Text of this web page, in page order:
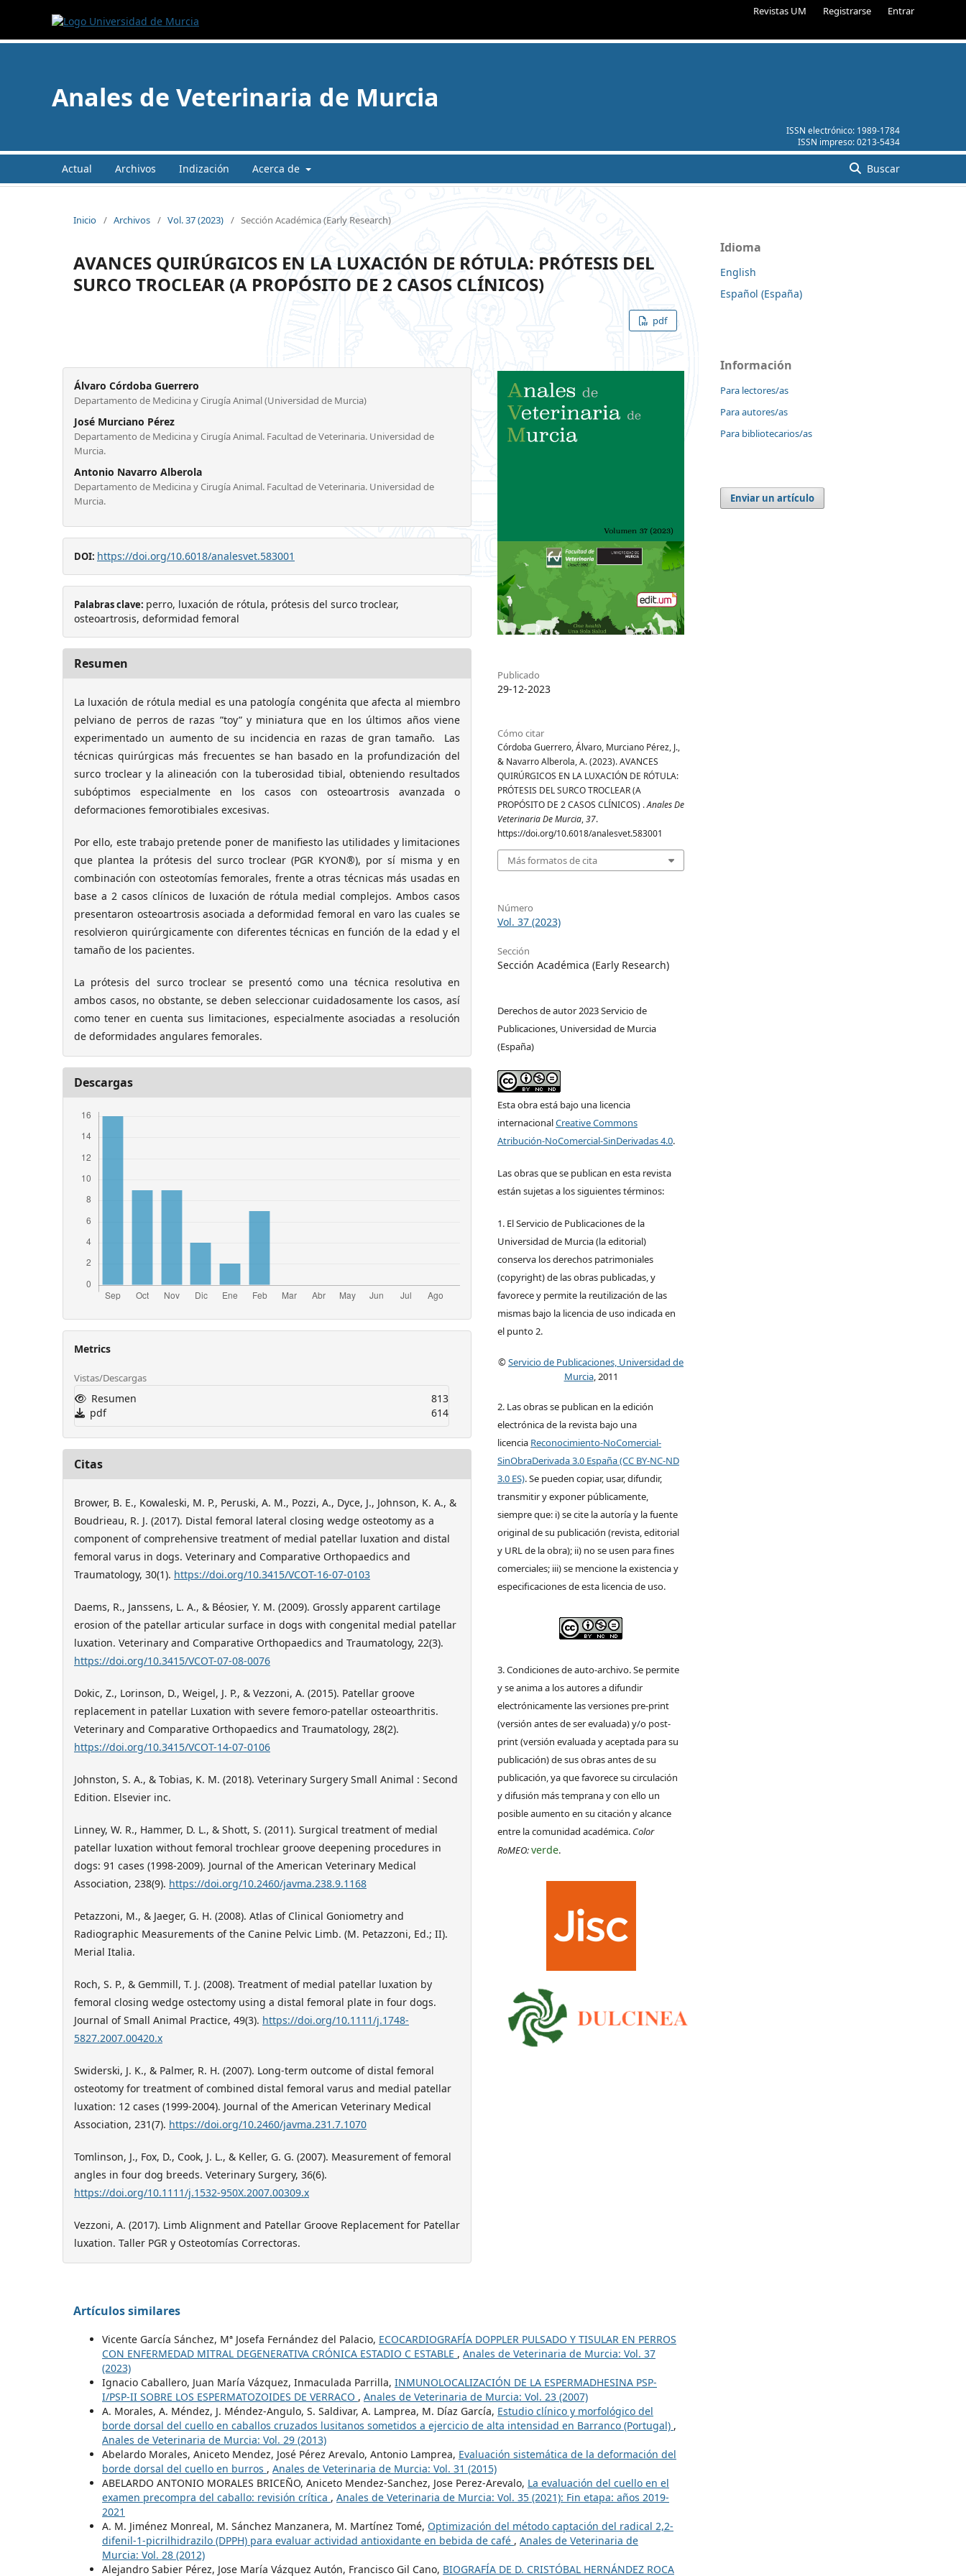
Revistas UM Registrarse Entrar
ISSN electrónico: 1989-1784
ISSN impreso:0213-5434
Anales de Veterinaria de Murcia
Actual Archivos Indización Acerca de Buscar
Inicio / Archivos / Vol. 37 (2023) / Sección Académica (Early Research)
AVANCES QUIRÚRGICOS EN LA LUXACIÓN DE RÓTULA: PRÓTESIS DEL
SURCO TROCLEAR (A PROPÓSITO DE 2 CASOS CLÍNICOS)
pdf
Álvaro Córdoba Guerrero
Departamento de Medicina y Cirugía Animal (Universidad de Murcia)
José Murciano Pérez
Departamento de Medicina y Cirugía Animal. Facultad de Veterinaria. Universidad de
Murcia.
Antonio Navarro Alberola
Departamento de Medicina y Cirugía Animal. Facultad de Veterinaria. Universidad de
Murcia.
DOI: https://doi.org/10.6018/analesvet.583001
Palabras clave: perro, luxación de rótula, prótesis del surco troclear,
osteoartrosis, deformidad femoral
Resumen
La luxación de rótula medial es una patología congénita que afecta al miembro
pelviano de perros de razas ”toy” y miniatura que en los últimos años viene
experimentado un aumento de su incidencia en razas de gran tamaño. Las
técnicas quirúrgicas más frecuentes se han basado en la profundización del
surco troclear y la alineación con la tuberosidad tibial, obteniendo resultados
subóptimos especialmente en los casos con osteoartrosis avanzada o
deformaciones femorotibiales excesivas.
Por ello, este trabajo pretende poner de manifiesto las utilidades y limitaciones
que plantea la prótesis del surco troclear (PGR KYON®), por sí misma y en
combinación con osteotomías femorales, frente a otras técnicas más usadas en
base a 2 casos clínicos de luxación de rótula medial complejos. Ambos casos
presentaron osteoartrosis asociada a deformidad femoral en varo las cuales se
resolvieron quirúrgicamente con diferentes técnicas en función de la edad y el
tamaño de los pacientes.
La prótesis del surco troclear se presentó como una técnica resolutiva en
ambos casos, no obstante, se deben seleccionar cuidadosamente los casos, así
como tener en cuenta sus limitaciones, especialmente asociadas a resolución
de deformidades angulares femorales.
Descargas
Metrics
Vistas/Descargas
Resumen
813
pdf
614
Citas
​​Brower, B. E., Kowaleski, M. P., Peruski, A. M., Pozzi, A., Dyce, J., Johnson, K. A., &
Boudrieau, R. J. (2017). Distal femoral lateral closing wedge osteotomy as a
component of comprehensive treatment of medial patellar luxation and distal
femoral varus in dogs. Veterinary and Comparative Orthopaedics and
Traumatology, 30(1). https://doi.org/10.3415/VCOT-16-07-0103
​Daems, R., Janssens, L. A., & Béosier, Y. M. (2009). Grossly apparent cartilage
erosion of the patellar articular surface in dogs with congenital medial patellar
luxation. Veterinary and Comparative Orthopaedics and Traumatology, 22(3).
https://doi.org/10.3415/VCOT-07-08-0076
​Dokic, Z., Lorinson, D., Weigel, J. P., & Vezzoni, A. (2015). Patellar groove
replacement in patellar Luxation with severe femoro-patellar osteoarthritis.
Veterinary and Comparative Orthopaedics and Traumatology, 28(2).
https://doi.org/10.3415/VCOT-14-07-0106
​Johnston, S. A., & Tobias, K. M. (2018). Veterinary Surgery Small Animal : Second
Edition. Elsevier inc.
​Linney, W. R., Hammer, D. L., & Shott, S. (2011). Surgical treatment of medial
patellar luxation without femoral trochlear groove deepening procedures in
dogs: 91 cases (1998-2009). Journal of the American Veterinary Medical
Association, 238(9). https://doi.org/10.2460/javma.238.9.1168
​Petazzoni, M., & Jaeger, G. H. (2008). Atlas of Clinical Goniometry and
Radiographic Measurements of the Canine Pelvic Limb. (M. Petazzoni, Ed.; II).
Merial Italia.
​Roch, S. P., & Gemmill, T. J. (2008). Treatment of medial patellar luxation by
femoral closing wedge ostectomy using a distal femoral plate in four dogs.
Journal of Small Animal Practice, 49(3). https://doi.org/10.1111/j.1748-
5827.2007.00420.x
​Swiderski, J. K., & Palmer, R. H. (2007). Long-term outcome of distal femoral
osteotomy for treatment of combined distal femoral varus and medial patellar
luxation: 12 cases (1999-2004). Journal of the American Veterinary Medical
Association, 231(7). https://doi.org/10.2460/javma.231.7.1070
​Tomlinson, J., Fox, D., Cook, J. L., & Keller, G. G. (2007). Measurement of femoral
angles in four dog breeds. Veterinary Surgery, 36(6).
https://doi.org/10.1111/j.1532-950X.2007.00309.x
​Vezzoni, A. (2017). Limb Alignment and Patellar Groove Replacement for Patellar
luxation. Taller PGR y Osteotomías Correctoras.
Publicado
29-12-2023
Cómo citar
Córdoba Guerrero, Álvaro, Murciano Pérez, J.,
& Navarro Alberola, A. (2023). AVANCES
QUIRÚRGICOS EN LA LUXACIÓN DE RÓTULA:
PRÓTESIS DEL SURCO TROCLEAR (A
PROPÓSITO DE 2 CASOS CLÍNICOS) .Anales De
Veterinaria De Murcia,37.
https://doi.org/10.6018/analesvet.583001
Más formatos de cita
Número
Vol. 37 (2023)
Sección
Sección Académica (Early Research)
Derechos de autor 2023 Servicio de
Publicaciones, Universidad de Murcia
(España)
Esta obra está bajo una licencia
internacionalCreative Commons
Atribución-NoComercial-SinDerivadas 4.0.
Las obras que se publican en esta revista
están sujetas a los siguientes términos:
1. El Servicio de Publicaciones de la
Universidad de Murcia (la editorial)
conserva los derechos patrimoniales
(copyright) de las obras publicadas, y
favorece y permite la reutilización de las
mismas bajo la licencia de uso indicada en
el punto 2.
©Servicio de Publicaciones, Universidad de
Murcia, 2011
2. Las obras se publican en la edición
electrónica de la revista bajo una
licencia Reconocimiento-NoComercial-
SinObraDerivada 3.0 España (CC BY-NC-ND
3.0 ES). Se pueden copiar, usar, difundir,
transmitir y exponer públicamente,
siempre que: i) se cite la autoría y la fuente
original de su publicación (revista, editorial
y URL de la obra); ii) no se usen para fines
comerciales; iii) se mencione la existencia y
especificaciones de esta licencia de uso.
3. Condiciones de auto-archivo. Se permite
y se anima a los autores a difundir
electrónicamente las versiones pre-print
(versión antes de ser evaluada) y/o post-
print (versión evaluada y aceptada para su
publicación) de sus obras antes de su
publicación, ya que favorece su circulación
y difusión más temprana y con ello un
posible aumento en su citación y alcance
entre la comunidad académica. Color
RoMEO:verde.
Artículos similares
Vicente García Sánchez, Mª Josefa Fernández del Palacio, ECOCARDIOGRAFÍA DOPPLER PULSADO Y TISULAR EN PERROS
CON ENFERMEDAD MITRAL DEGENERATIVA CRÓNICA ESTADIO C ESTABLE , Anales de Veterinaria de Murcia: Vol. 37
(2023)
Ignacio Caballero, Juan María Vázquez, Inmaculada Parrilla, INMUNOLOCALIZACIÓN DE LA ESPERMADHESINA PSP-
I/PSP-II SOBRE LOS ESPERMATOZOIDES DE VERRACO , Anales de Veterinaria de Murcia: Vol. 23 (2007)
A. Morales, A. Méndez, J. Méndez-Angulo, S. Saldivar, A. Lamprea, M. Díaz García, Estudio clínico y morfológico del
borde dorsal del cuello en caballos cruzados lusitanos sometidos a ejercicio de alta intensidad en Barranco (Portugal) ,
Anales de Veterinaria de Murcia: Vol. 29 (2013)
Abelardo Morales, Aniceto Mendez, José Pérez Arevalo, Antonio Lamprea, Evaluación sistemática de la deformación del
borde dorsal del cuello en burros , Anales de Veterinaria de Murcia: Vol. 31 (2015)
ABELARDO ANTONIO MORALES BRICEÑO, Aniceto Mendez-Sanchez, Jose Perez-Arevalo, La evaluación del cuello en el
examen precompra del caballo: revisión crítica , Anales de Veterinaria de Murcia: Vol. 35 (2021): Fin etapa: años 2019-
2021
A. M. Jiménez Monreal, M. Sánchez Manzanera, M. Martínez Tomé, Optimización del método captación del radical 2,2-
difenil-1-picrilhidrazilo (DPPH) para evaluar actividad antioxidante en bebida de café , Anales de Veterinaria de
Murcia: Vol. 28 (2012)
Alejandro Sabier Pérez, Jose María Vázquez Autón, Francisco Gil Cano, BIOGRAFÍA DE D. CRISTÓBAL HERNÁNDEZ ROCA
Idioma
English
Español (España)
Información
Para lectores/as
Para autores/as
Para bibliotecarios/as
Enviar un artículo